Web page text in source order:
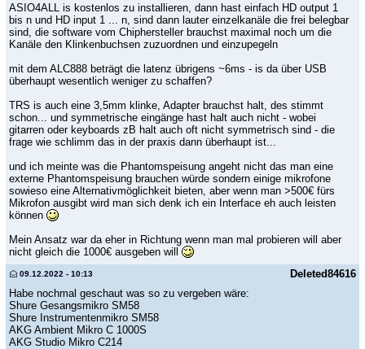
ASIO4ALL is kostenlos zu installieren, dann hast einfach HD output 1
bis n und HD input 1 ... n, sind dann lauter einzelkanäle die frei belegbar
sind, die software vom Chiphersteller brauchst maximal noch um die
Kanäle den Klinkenbuchsen zuzuordnen und einzupegeln
mit dem ALC888 beträgt die latenz übrigens ~6ms - is da über USB
überhaupt wesentlich weniger zu schaffen?
TRS is auch eine 3,5mm klinke, Adapter brauchst halt, des stimmt
schon... und symmetrische eingänge hast halt auch nicht - wobei
gitarren oder keyboards zB halt auch oft nicht symmetrisch sind - die
frage wie schlimm das in der praxis dann überhaupt ist...
und ich meinte was die Phantomspeisung angeht nicht das man eine
externe Phantomspeisung brauchen würde sondern einige mikrofone
sowieso eine Alternativmöglichkeit bieten, aber wenn man >500€ fürs
Mikrofon ausgibt wird man sich denk ich ein Interface eh auch leisten
können
Mein Ansatz war da eher in Richtung wenn man mal probieren will aber
nicht gleich die 1000€ ausgeben will
Deleted84616
09.12.2022 - 10:13
Habe nochmal geschaut was so zu vergeben wäre:
Shure Gesangsmikro SM58
Shure Instrumentenmikro SM58
AKG Ambient Mikro C 1000S
AKG Studio Mikro C214